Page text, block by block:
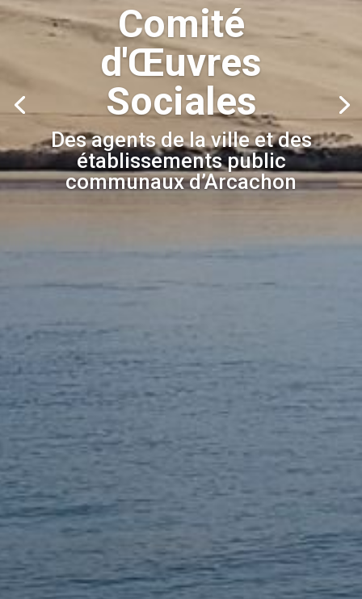
Comité
d'Œuvres
Sociales
Des agents de la ville et des
établissements public
communaux d’Arcachon